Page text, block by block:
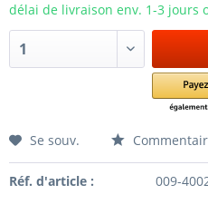
délai de livraison env. 1-3 jours
Se souv.
Réf. d'article : 009-